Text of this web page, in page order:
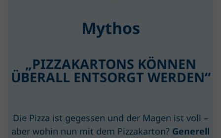
Mythos
„PIZZAKARTONS KÖNNEN
ÜBERALL ENTSORGT WERDEN“
Die Pizza ist gegessen und der Magen ist voll –
aber wohin nun mit dem Pizzakarton? Generell